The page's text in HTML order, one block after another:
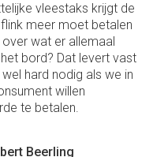
vleestaks krijgt de
meer moet betalen
wat er allemaal
bord? Dat levert vast
hard nodig als we in
willen
te betalen.
Beerling